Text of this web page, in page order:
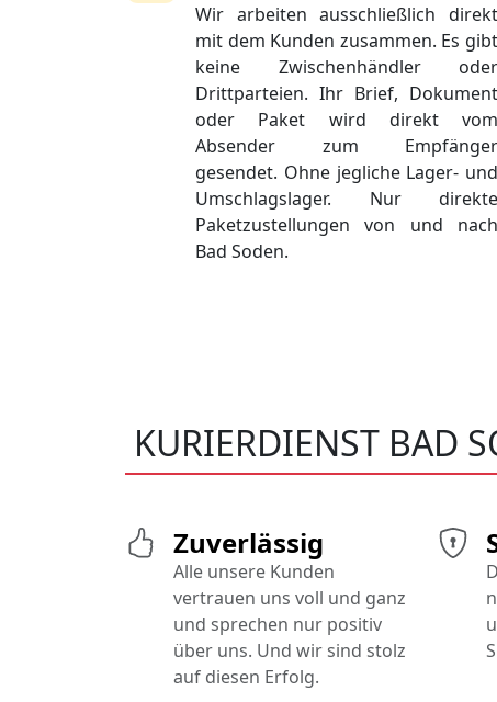
Wir arbeiten ausschließlich direkt
mit dem Kunden zusammen. Es gibt
keine Zwischenhändler oder
Drittparteien. Ihr Brief, Dokument
oder Paket wird direkt vom
Absender zum Empfänger
gesendet. Ohne jegliche Lager- und
Umschlagslager. Nur direkte
Paketzustellungen von und nach
Bad Soden.
KURIERDIENST BAD
Zuverlässig
Alle unsere Kunden
vertrauen uns voll und ganz
und sprechen nur positiv
über uns. Und wir sind stolz
auf diesen Erfolg.